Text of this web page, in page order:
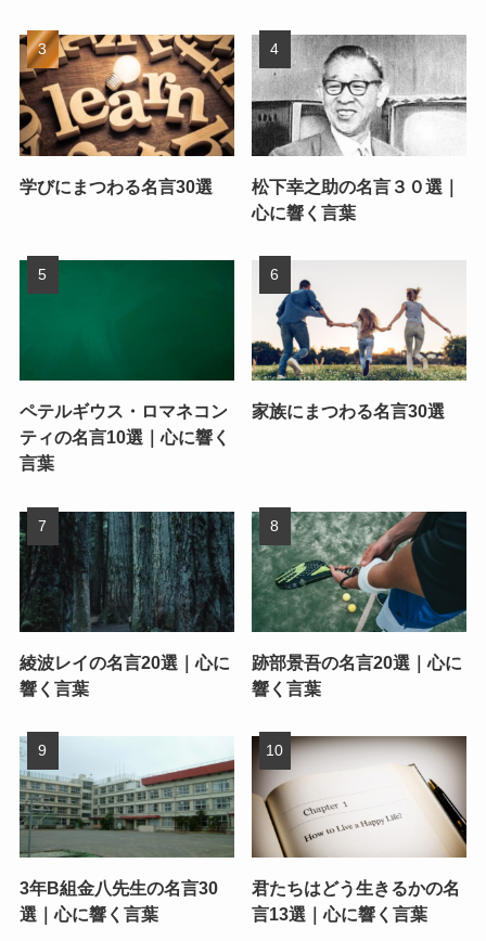
学びにまつわる名言30選
松下幸之助の名言３０選｜
心に響く言葉
ペテルギウス・ロマネコン
ティの名言10選｜心に響く
言葉
家族にまつわる名言30選
綾波レイの名言20選｜心に
響く言葉
跡部景吾の名言20選｜心に
響く言葉
3年B組金八先生の名言30
選｜心に響く言葉
君たちはどう生きるかの名
言13選｜心に響く言葉